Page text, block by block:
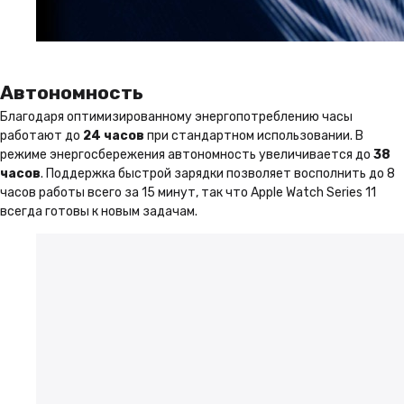
Автономность
Благодаря оптимизированному энергопотреблению часы
работают до 24 часов при стандартном использовании. В
режиме энергосбережения автономность увеличивается до 38
часов. Поддержка быстрой зарядки позволяет восполнить до 8
часов работы всего за 15 минут, так что Apple Watch Series 11
всегда готовы к новым задачам.
Почему THEIMAN